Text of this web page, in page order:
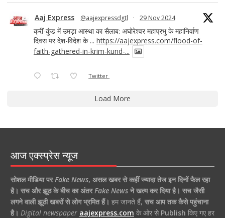
Aaj Express @aajexpressdgtl · 29 Nov 2024
क्रीं-कुंड में उमड़ा आस्था का सैलाब: अघोरेश्वर महाप्रभु के महानिर्वाण
दिवस पर देश-विदेश के ... https://aajexpress.com/flood-of-
faith-gathered-in-krim-kund-...
Twitter
Load More
आज एक्स्प्रेस न्यूज
सोशल मीडिया पर Fake News, असल खबर से कहीं ज्यादा तेज इन दिनों फैल रहा
है। सच और झूठ के बीच का अंतर Fake Newsने खत्म कर दिया है। सच जैसी
लगने वाली झूठी खबरों से लोग भ्रमित हैं। हम जानते हैं, सच आप तक कैसे पहुंचाना
है। Digital newspaper aajexpress.com के ओर से Publish किए गए हर